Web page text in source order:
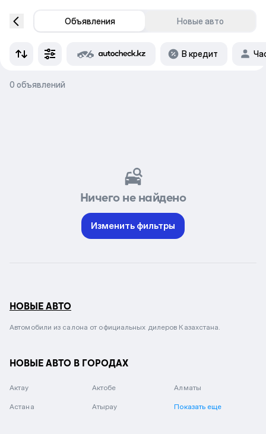
Объявления Новые авто
В кредит
0 объявлений
Ничего не найдено
Изменить фильтры
НОВЫЕ АВТО
Автомобили из салона от официальных дилеров Казахстана.
НОВЫЕ АВТО В ГОРОДАХ
Актау Актобе Алматы
Астана Атырау Показать еще